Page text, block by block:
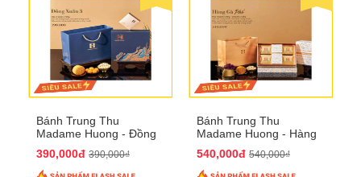
Bánh Trung Thu
Madame Huong - Đồng
390,000đ 390,000₫
Bánh Trung Thu
Madame Huong - Hàng
540,000đ 540,000₫